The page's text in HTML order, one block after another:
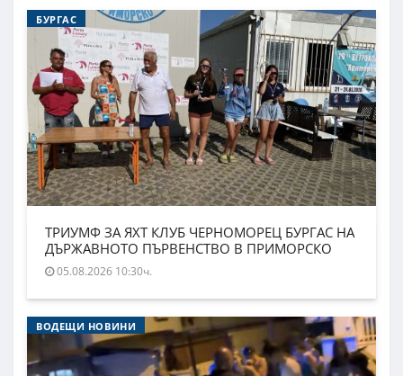
БУРГАС
ТРИУМФ ЗА ЯХТ КЛУБ ЧЕРНОМОРЕЦ БУРГАС НА
ДЪРЖАВНОТО ПЪРВЕНСТВО В ПРИМОРСКО
05.08.2026 10:30ч.
ВОДЕЩИ НОВИНИ